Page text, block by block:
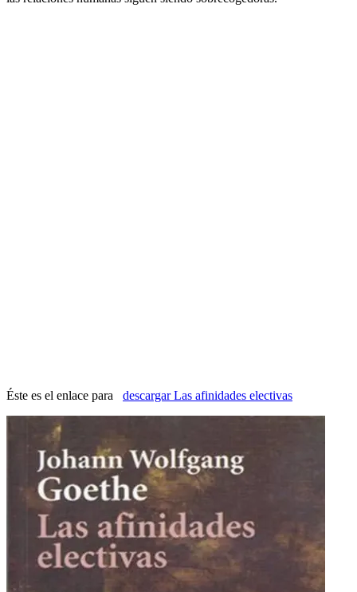
Éste es el enlace para descargar Las afinidades electivas